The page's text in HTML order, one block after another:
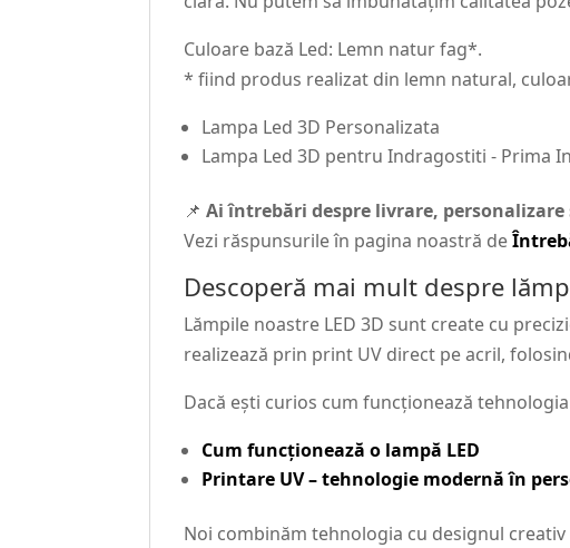
Culoare bază Led: Lemn natur fag*.
* fiind produs realizat din lemn natural,
Lampa Led 3D Personalizata
Lampa Led 3D pentru Indragostiti - Prima
📌Ai întrebări despre livrare,
Vezi răspunsurile în pagina noastră de
Descoperă mai mult despre
Lămpile noastre LED 3D sunt create cu
realizează prin print UV direct pe acril,
Dacă ești curios cum funcționează
Cum funcționează o lampă LED
Printare UV – tehnologie modernă în
Noi combinăm tehnologia cu designul